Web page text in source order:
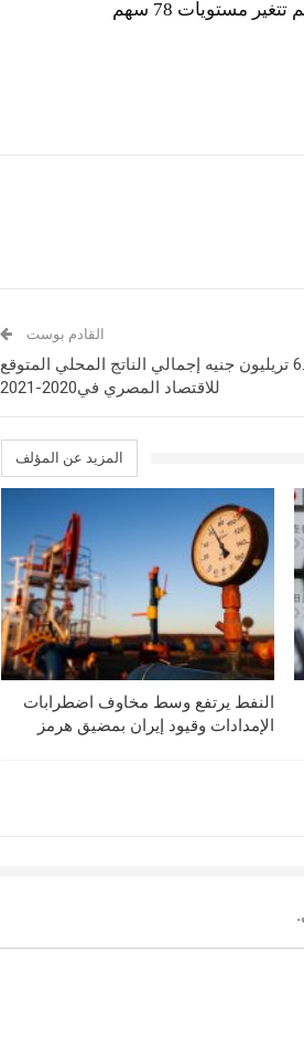
القادم بوست
وزير المالية: 6.4 تريليون جنيه إجمالي الناتج المحلي المتوقع
للاقتصاد المصري في2020-2021
المزيد عن المؤلف
النفط يرتفع وسط مخاوف اضطرابات
الإمدادات وقيود إيران بمضيق هرمز